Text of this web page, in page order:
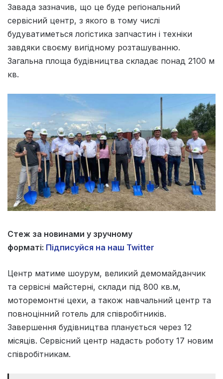
Завада зазначив, що це буде регіональний
сервісний центр, з якого в тому числі
будуватиметься логістика запчастин і техніки
завдяки своєму вигідному розташуванню.
Загальна площа будівництва складає понад 2100 м
кв.
Стеж за новинами у зручному
форматі: Підписуйся на наш Twitter
Центр матиме шоурум, великий демомайданчик
та сервісні майстерні, склади під 800 кв.м,
моторемонтні цехи, а також навчальний центр та
повноцінний готель для співробітників.
Завершення будівництва планується через 12
місяців. Сервісний центр надасть роботу 17 новим
співробітникам.